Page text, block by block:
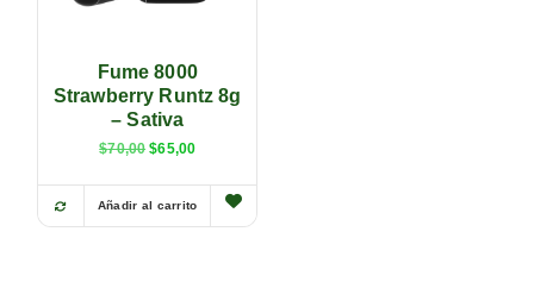
Fume 8000
Strawberry Runtz 8g
– Sativa
$70,00 $65,00
Añadir al carrito